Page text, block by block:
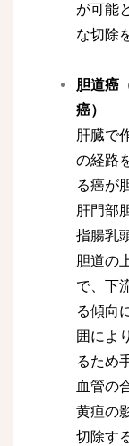
が可能
な切除
胆道癌
癌）
肝臓で
の経路
る癌が
肝門部
指腸乳
胆道の
で、下
る傾向
囲によ
るため
血管の
黄疸の
切除す